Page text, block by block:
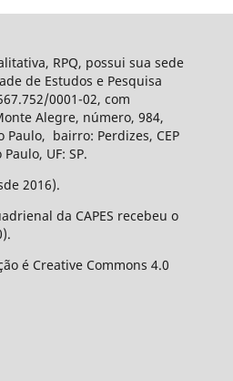
RPQ, possui sua sede
de Estudos e Pesquisa
0001-02, com
Alegre, número, 984,
Paulo, bairro: Perdizes, CEP
UF: SP.
2016).
da CAPES recebeu o
é Creative Commons 4.0